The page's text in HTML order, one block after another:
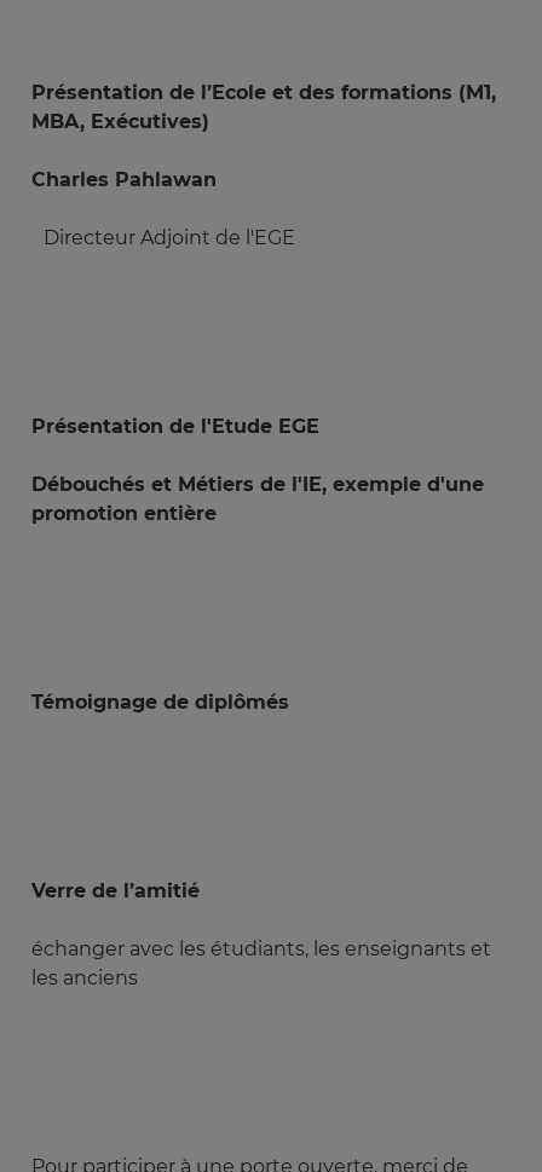
Présentation de l’Ecole et des formations (M1,
MBA, Exécutives)
Charles Pahlawan
Directeur Adjoint de l'EGE
Présentation de l'Etude EGE
Débouchés et Métiers de l'IE, exemple d'une
promotion entière
Témoignage de diplômés
Verre de l’amitié
échanger avec les étudiants, les enseignants et
les anciens
Pour participer à une porte ouverte, merci de